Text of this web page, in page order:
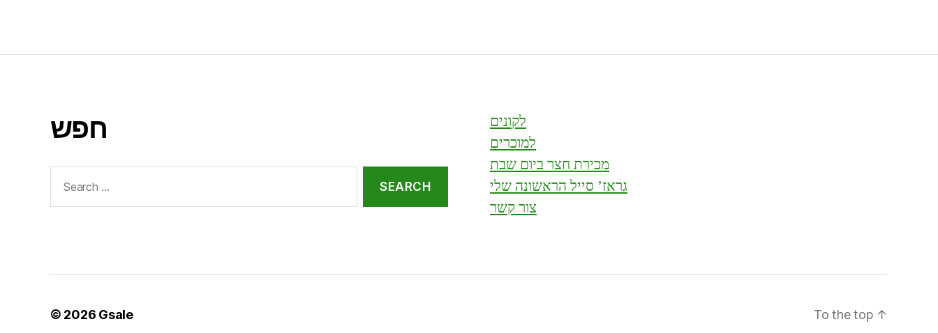
חפש
for:
לקונים
למוכרים
מכירת חצר ביום שבת
גראז’ סייל הראשונה שלי
צור קשר
© 2026 Gsale To the top ↑